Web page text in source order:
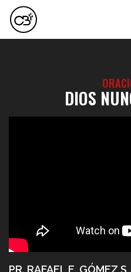
DIOS
PR. RAFAEL E. GÓMEZ S.